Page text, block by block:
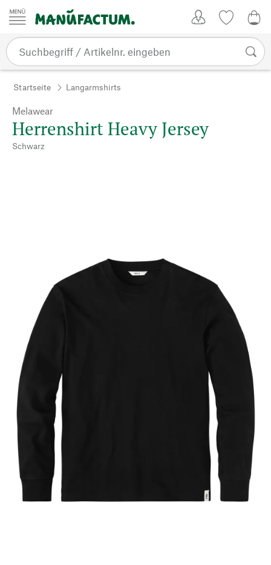
Zum Inhalt springen
Startseite Langarmshirts
Melawear
Herrenshirt Heavy Jersey
Schwarz